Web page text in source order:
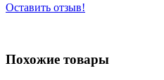
Оставить отзыв!
Похожие товары